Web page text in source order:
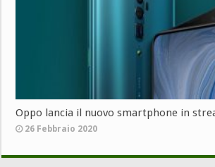
Oppo lancia il nuovo smartphone in
26 Febbraio 2020